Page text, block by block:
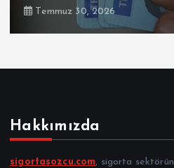
Temmuz
Hakkımızda
sigortasozcu.com, sigorta